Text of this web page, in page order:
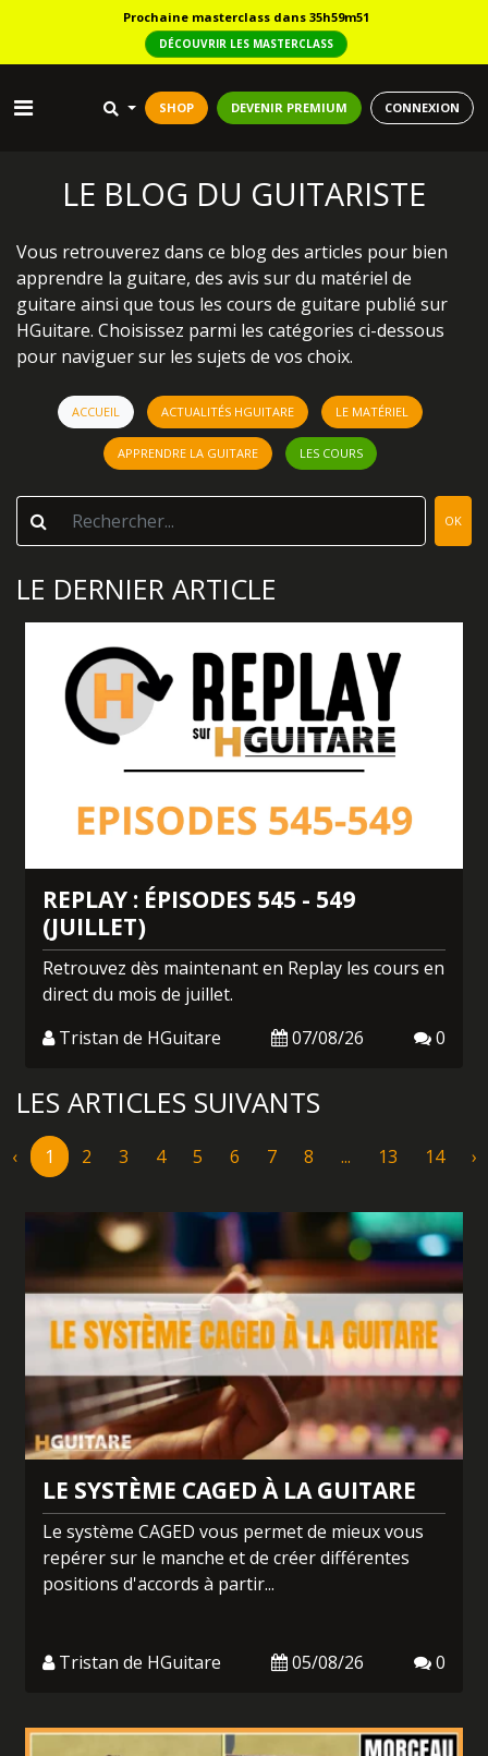
Prochaine masterclass dans 35h59m48
DÉCOUVRIR LES MASTERCLASS
SHOP DEVENIR PREMIUM CONNEXION
LE BLOG DU GUITARISTE
Vous retrouverez dans ce blog des articles pour bien
apprendre la guitare, des avis sur du matériel de
guitare ainsi que tous les cours de guitare publié sur
HGuitare. Choisissez parmi les catégories ci-dessous
pour naviguer sur les sujets de vos choix.
ACCUEIL ACTUALITÉS HGUITARE LE MATÉRIEL
APPRENDRE LA GUITARE LES COURS
OK
LE DERNIER ARTICLE
REPLAY : ÉPISODES 545 - 549
(JUILLET)
Retrouvez dès maintenant en Replay les cours en
direct du mois de juillet.
Tristan de HGuitare
07/08/26 0
LES ARTICLES SUIVANTS
‹ 1 2 3 4 5 6 7 8 ... 13 14 ›
LE SYSTÈME CAGED À LA GUITARE
Le système CAGED vous permet de mieux vous
repérer sur le manche et de créer différentes
positions d'accords à partir...
Tristan de HGuitare 05/08/26 0